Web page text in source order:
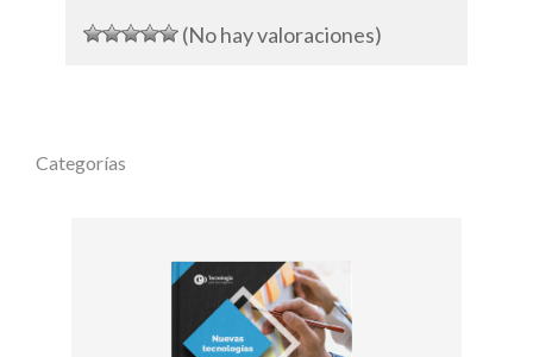
(No hay valoraciones)
Categorías